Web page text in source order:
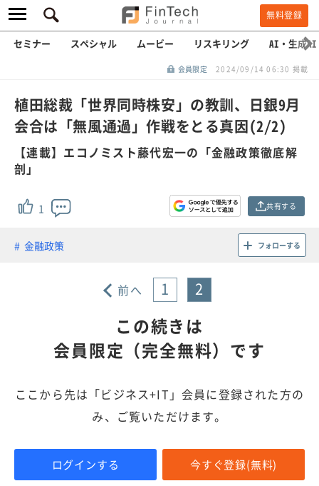
無料登録
セミナー スペシャル ムービー リスキリング AI・生成AI
会員限定 2024/09/14 06:30 掲載
植田総裁「世界同時株安」の教訓、日銀9月
会合は「無風通過」作戦をとる真因(2/2)
【連載】エコノミスト藤代宏一の「金融政策徹底解
剖」
1 共有する
金融政策 フォローする
前へ 1 2
この続きは
会員限定（完全無料）です
ここから先は「ビジネス+IT」会員に登録された方の
み、ご覧いただけます。
ログインする 今すぐ登録(無料)